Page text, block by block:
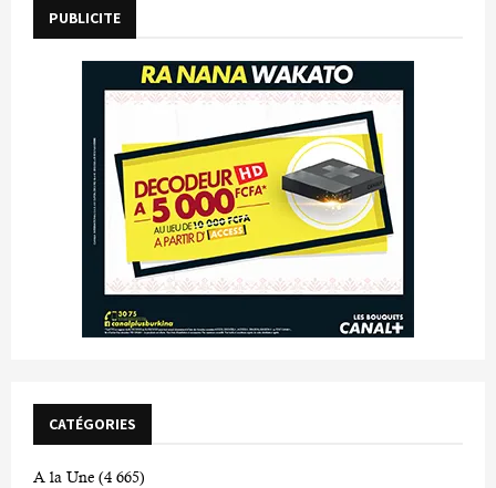
PUBLICITE
CATÉGORIES
A la Une (4 665)